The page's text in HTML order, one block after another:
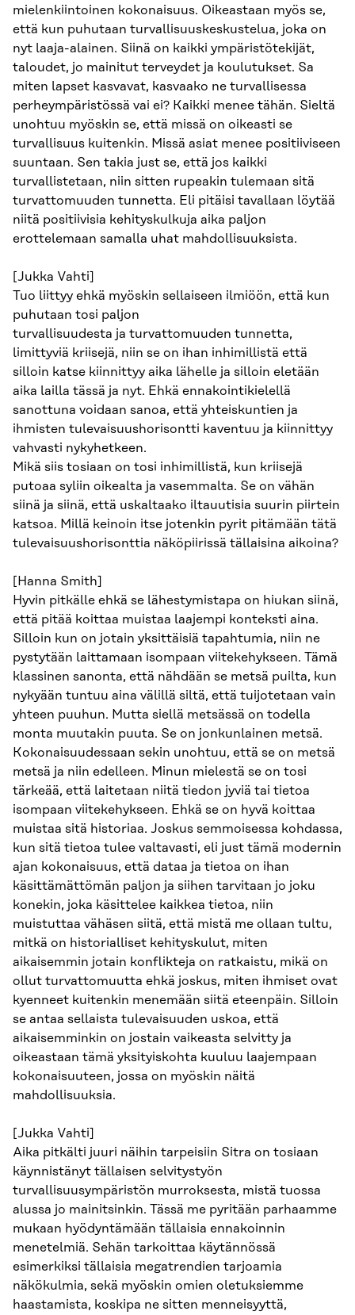
mielenkiintoinen kokonaisuus. Oikeastaan myös se,
että kun puhutaan turvallisuuskeskustelua, joka on
nyt laaja-alainen. Siinä on kaikki ympäristötekijät,
taloudet, jo mainitut terveydet ja koulutukset. Sa
miten lapset kasvavat, kasvaako ne turvallisessa
perheympäristössä vai ei? Kaikki menee tähän. Sieltä
unohtuu myöskin se, että missä on oikeasti se
turvallisuus kuitenkin. Missä asiat menee positiiviseen
suuntaan. Sen takia just se, että jos kaikki
turvallistetaan, niin sitten rupeakin tulemaan sitä
turvattomuuden tunnetta. Eli pitäisi tavallaan löytää
niitä positiivisia kehityskulkuja aika paljon
erottelemaan samalla uhat mahdollisuuksista.
[Jukka Vahti]
Tuo liittyy ehkä myöskin sellaiseen ilmiöön, että kun
puhutaan tosi paljon
turvallisuudesta ja turvattomuuden tunnetta,
limittyviä kriisejä, niin se on ihan inhimillistä että
silloin katse kiinnittyy aika lähelle ja silloin eletään
aika lailla tässä ja nyt. Ehkä ennakointikielellä
sanottuna voidaan sanoa, että yhteiskuntien ja
ihmisten tulevaisuushorisontti kaventuu ja kiinnittyy
vahvasti nykyhetkeen.
Mikä siis tosiaan on tosi inhimillistä, kun kriisejä
putoaa syliin oikealta ja vasemmalta. Se on vähän
siinä ja siinä, että uskaltaako iltauutisia suurin piirtein
katsoa. Millä keinoin itse jotenkin pyrit pitämään tätä
tulevaisuushorisonttia näköpiirissä tällaisina aikoina?
[Hanna Smith]
Hyvin pitkälle ehkä se lähestymistapa on hiukan siinä,
että pitää koittaa muistaa laajempi konteksti aina.
Silloin kun on jotain yksittäisiä tapahtumia, niin ne
pystytään laittamaan isompaan viitekehykseen. Tämä
klassinen sanonta, että nähdään se metsä puilta, kun
nykyään tuntuu aina välillä siltä, että tuijotetaan vain
yhteen puuhun. Mutta siellä metsässä on todella
monta muutakin puuta. Se on jonkunlainen metsä.
Kokonaisuudessaan sekin unohtuu, että se on metsä
metsä ja niin edelleen. Minun mielestä se on tosi
tärkeää, että laitetaan niitä tiedon jyviä tai tietoa
isompaan viitekehykseen. Ehkä se on hyvä koittaa
muistaa sitä historiaa. Joskus semmoisessa kohdassa,
kun sitä tietoa tulee valtavasti, eli just tämä modernin
ajan kokonaisuus, että dataa ja tietoa on ihan
käsittämättömän paljon ja siihen tarvitaan jo joku
konekin, joka käsittelee kaikkea tietoa, niin
muistuttaa vähäsen siitä, että mistä me ollaan tultu,
mitkä on historialliset kehityskulut, miten
aikaisemmin jotain konflikteja on ratkaistu, mikä on
ollut turvattomuutta ehkä joskus, miten ihmiset ovat
kyenneet kuitenkin menemään siitä eteenpäin. Silloin
se antaa sellaista tulevaisuuden uskoa, että
aikaisemminkin on jostain vaikeasta selvitty ja
oikeastaan tämä yksityiskohta kuuluu laajempaan
kokonaisuuteen, jossa on myöskin näitä
mahdollisuuksia.
[Jukka Vahti]
Aika pitkälti juuri näihin tarpeisiin Sitra on tosiaan
käynnistänyt tällaisen selvitystyön
turvallisuusympäristön murroksesta, mistä tuossa
alussa jo mainitsinkin. Tässä me pyritään parhaamme
mukaan hyödyntämään tällaisia ennakoinnin
menetelmiä. Sehän tarkoittaa käytännössä
esimerkiksi tällaisia megatrendien tarjoamia
näkökulmia, sekä myöskin omien oletuksiemme
haastamista, koskipa ne sitten menneisyyttä,